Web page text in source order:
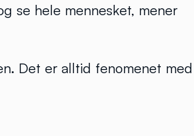
se hele mennesket, mener
Det er alltid fenomenet med